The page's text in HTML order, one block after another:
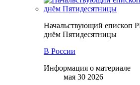
Начальствующий епископ
днём Пятидесятницы
В России
Информация о материале
мая 30 2026